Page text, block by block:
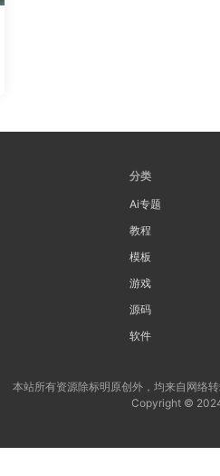
分类
Ai专题
教程
模板
游戏
源码
软件
本站所有资源除标明原创外，均来自网络
Copyright ©